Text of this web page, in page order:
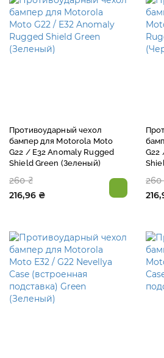
Противоударный чехол
бампер для Motorola Moto
G22 / E32 Anomaly Rugged
Shield Green (Зеленый)
260 ₴
216,96 ₴
G22
260